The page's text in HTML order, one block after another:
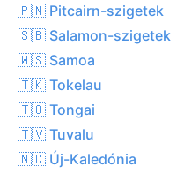
🇵🇳 Pitcairn-szigetek
🇸🇧 Salamon-szigetek
🇼🇸 Samoa
🇹🇰 Tokelau
🇹🇴 Tongai
🇹🇻 Tuvalu
🇳🇨 Új-Kaledónia